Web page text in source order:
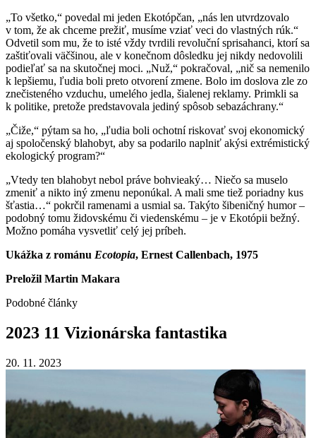
„To všetko,“ povedal mi jeden Ekotópčan, „nás len utvrdzovalo
v tom, že ak chceme prežiť, musíme vziať veci do vlastných rúk.“
Odvetil som mu, že to isté vždy tvrdili revoluční sprisahanci, ktorí sa
zaštiťovali väčšinou, ale v konečnom dôsledku jej nikdy nedovolili
podieľať sa na skutočnej moci. „Nuž,“ pokračoval, „nič sa nemenilo
k lepšiemu, ľudia boli preto otvorení zmene. Bolo im doslova zle zo
znečisteného vzduchu, umelého jedla, šialenej reklamy. Primkli sa
k politike, pretože predstavovala jediný spôsob sebazáchrany.“
„Čiže,“ pýtam sa ho, „ľudia boli ochotní riskovať svoj ekonomický
aj spoločenský blahobyt, aby sa podarilo naplniť akýsi extrémistický
ekologický program?“
„Vtedy ten blahobyt nebol práve bohvieaký… Niečo sa muselo
zmeniť a nikto iný zmenu neponúkal. A mali sme tiež poriadny kus
šťastia…“ pokrčil ramenami a usmial sa. Takýto šibeničný humor –
podobný tomu židovskému či viedenskému – je v Ekotópii bežný.
Možno pomáha vysvetliť celý jej príbeh.
Ukážka z románu Ecotopia, Ernest Callenbach, 1975
Preložil Martin Makara
Podobné články
2023 11 Vizionárska fantastika
20. 11. 2023